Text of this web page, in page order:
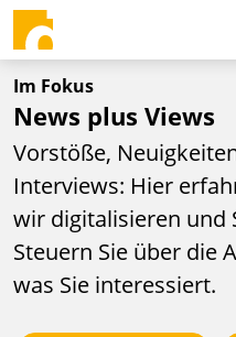
Im Fokus
News plus Views
Vorstöße,
Interviews: Hier
wir digitalisieren und
Steuern Sie über die
was Sie interessiert.